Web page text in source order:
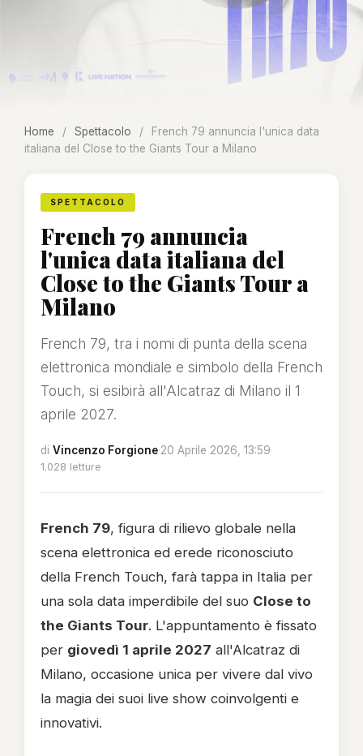
Home / Spettacolo /
French 79 annuncia l'unica data
italiana del Close to the Giants Tour a Milano
SPETTACOLO
French 79 annuncia
l'unica data italiana del
Close to the Giants Tour a
Milano
French 79, tra i nomi di punta della scena
elettronica mondiale e simbolo della French
Touch, si esibirà all'Alcatraz di Milano il 1
aprile 2027.
di Vincenzo Forgione·20 Aprile 2026, 13:59·
1.028 letture
French 79, figura di rilievo globale nella
scena elettronica ed erede riconosciuto
della French Touch, farà tappa in Italia per
una sola data imperdibile del suo Close to
the Giants Tour. L'appuntamento è fissato
per giovedì 1 aprile 2027 all'Alcatraz di
Milano, occasione unica per vivere dal vivo
la magia dei suoi live show coinvolgenti e
innovativi.